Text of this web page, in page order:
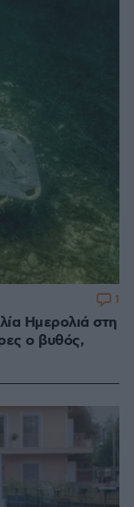
Ημερολιά στη
ο βυθός,
1